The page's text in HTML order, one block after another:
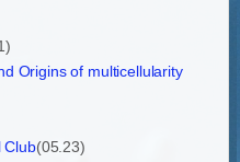
Origins of multicellularity
Club(05.23)